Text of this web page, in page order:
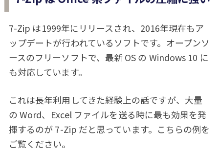
7-Zip は1999年にリリースされ、2016年現在もア
ップデートが行われているソフトです。オープンソ
ースのフリーソフトで、最新 OS の Windows 10 に
も対応しています。
これは長年利用してきた経験上の話ですが、大量
の Word、Excel ファイルを送る時に最も効果を発
揮するのが 7-Zip だと思っています。こちらの例を
ご覧ください。